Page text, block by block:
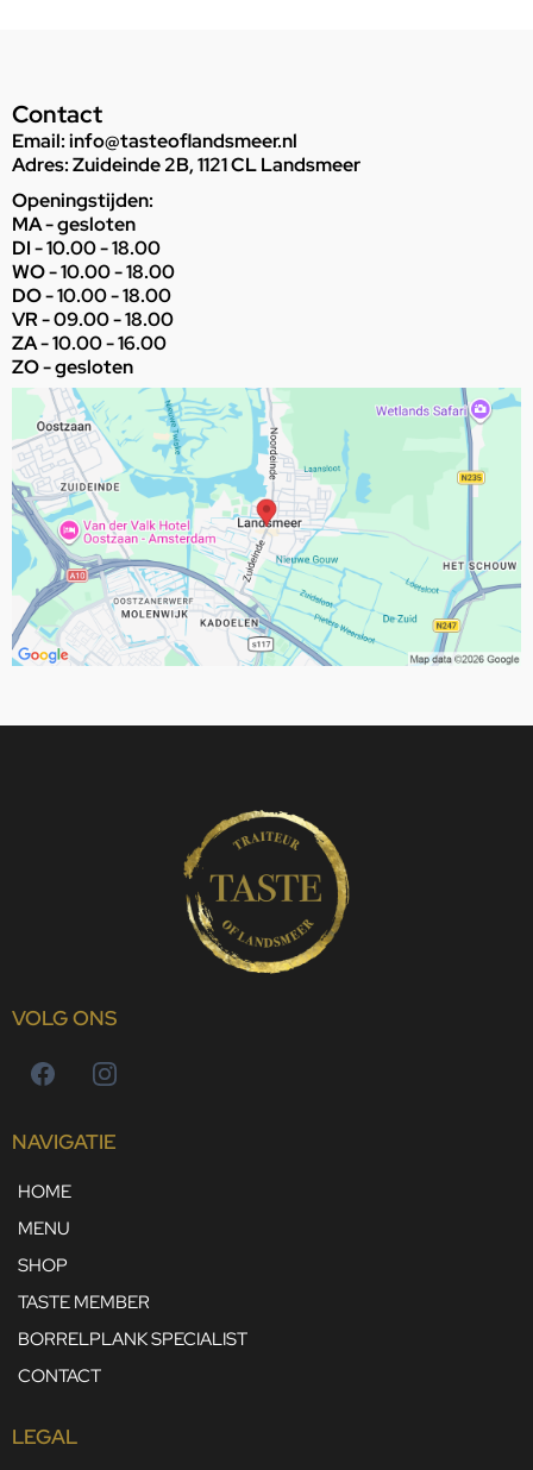
Contact
Email:info@tasteoflandsmeer.nl
Adres: Zuideinde 2B, 1121 CL Landsmeer
Openingstijden:
MA - gesloten
DI - 10.00 - 18.00
WO - 10.00 - 18.00
DO - 10.00 - 18.00
VR - 09.00 - 18.00
ZA - 10.00 - 16.00
ZO - gesloten
VOLG ONS
NAVIGATIE
HOME
MENU
SHOP
TASTE MEMBER
BORRELPLANK SPECIALIST
CONTACT
LEGAL